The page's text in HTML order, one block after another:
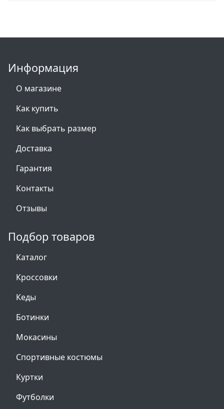
Информация
О магазине
Как купить
Как выбрать размер
Доставка
Гарантия
Контакты
Отзывы
Подбор товаров
Каталог
Кроссовки
Кеды
Ботинки
Мокасины
Спортивные костюмы
Куртки
Футболки